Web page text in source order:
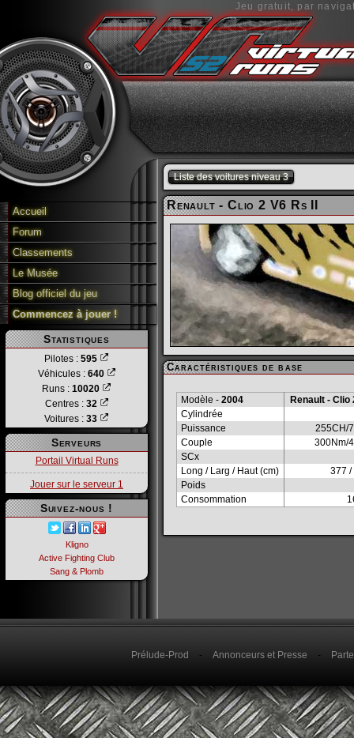
Jeu gratuit, par
Accueil
Forum
Classements
Le Musée
Blog officiel du jeu
Commencez à jouer !
Statistiques
Pilotes : 595
Véhicules : 640
Runs : 10020
Centres : 32
Voitures : 33
Serveurs
Portail Virtual Runs
Jouer sur le serveur 1
Suivez-nous !
Kligno
Active Fighting Club
Sang & Plomb
Liste des voitures niveau 3
Renault - Clio 2 V6 Rs II
Caractéristiques de base
Modèle - 2004
Renault - Clio
Cylindrée
Puissance
255CH/
Couple
300Nm/
SCx
Long / Larg / Haut (cm)
377 /
Poids
Consommation
Prélude-Prod - Annonceurs et Presse -